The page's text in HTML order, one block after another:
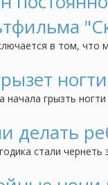
в том, что
детский
за своё чадо.
начала грызть
может
ногти. Сейчас
делать
стали
Зубки мы